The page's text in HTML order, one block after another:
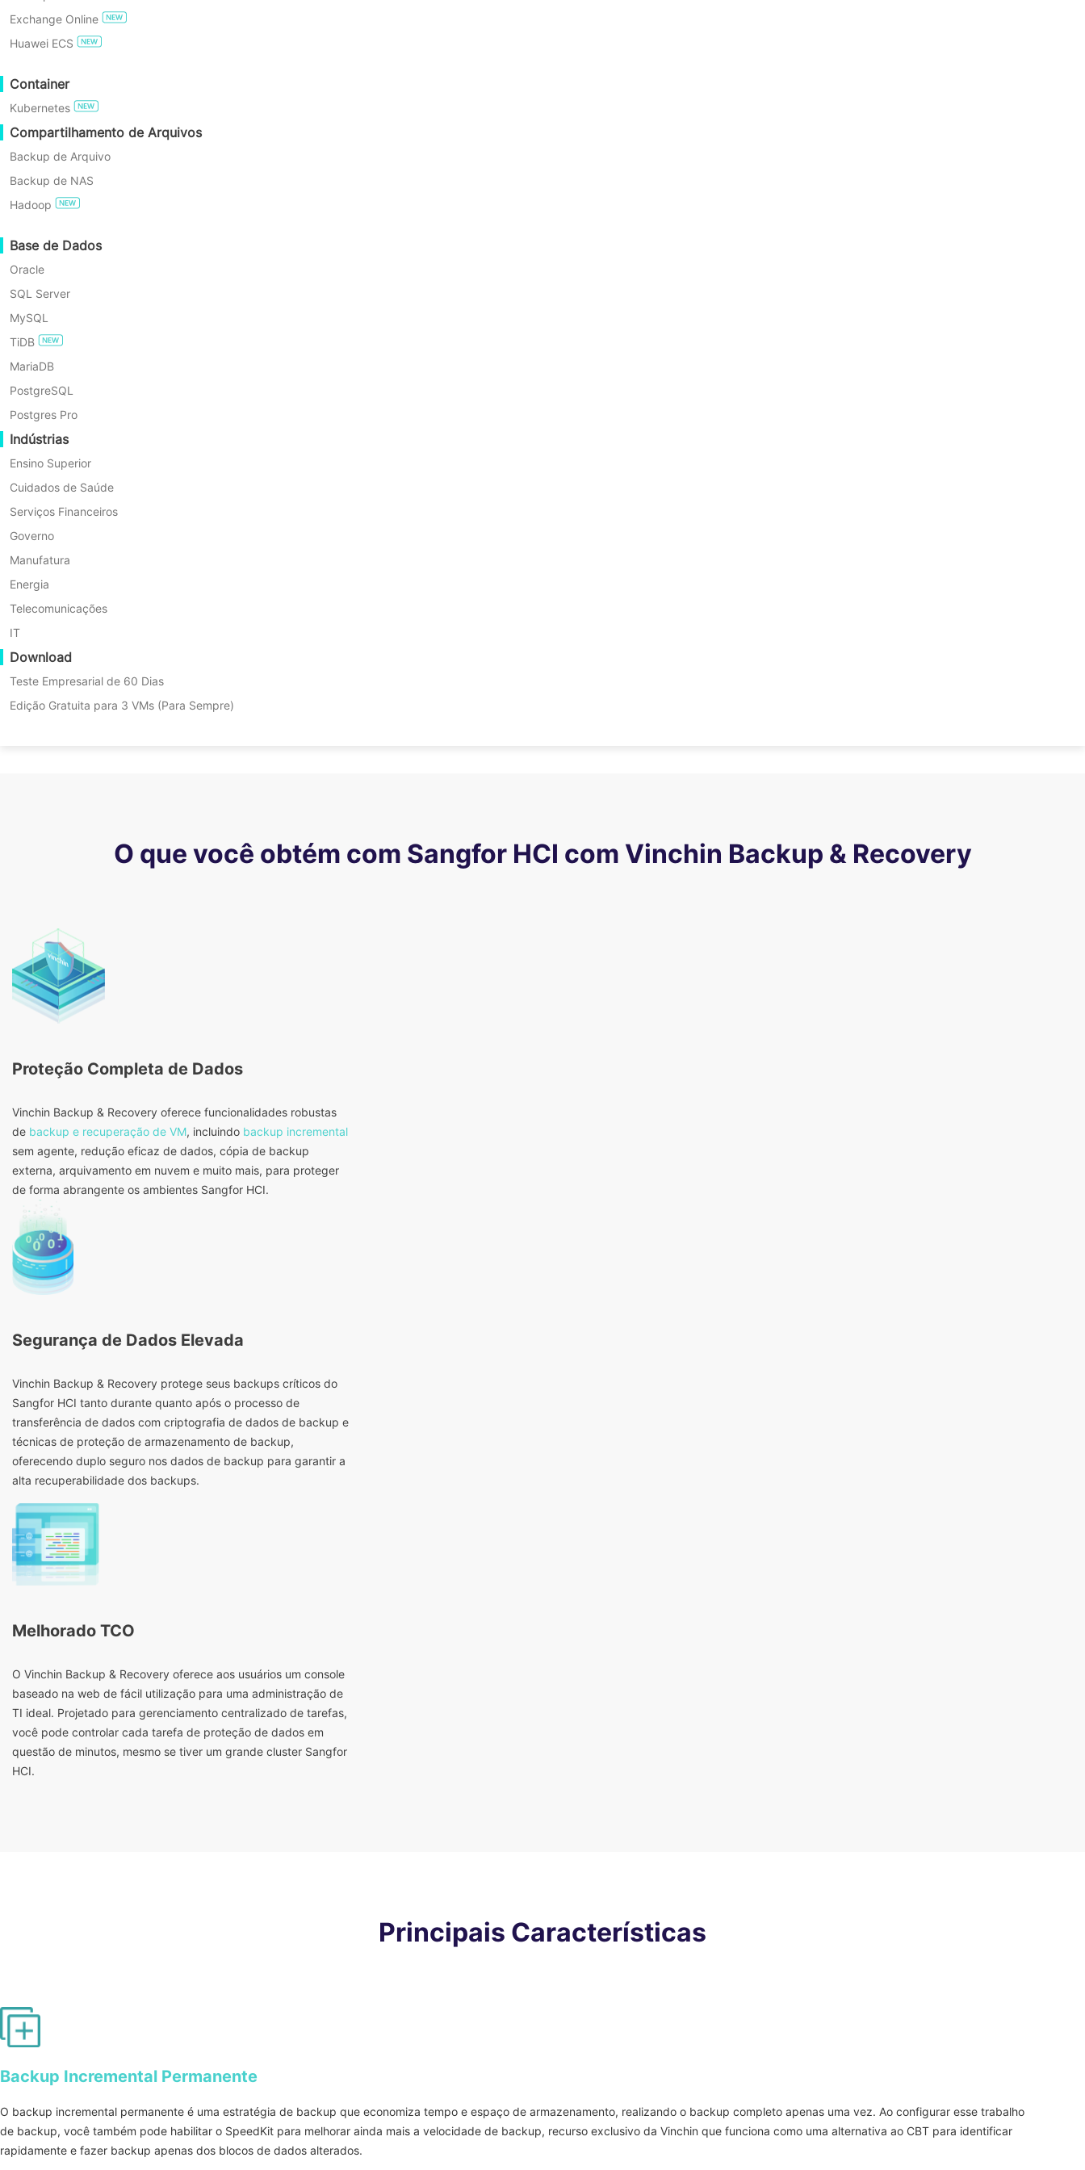
EXPERIMENTE GRATUITAMENTE
Exchange Online
Huawei ECS
Container
Kubernetes
Compartilhamento de Arquivos
Backup de Arquivo
Backup de NAS
Hadoop
Base de Dados
Oracle
SQL Server
MySQL
TiDB
MariaDB
PostgreSQL
Postgres Pro
Indústrias
Ensino Superior
Cuidados de Saúde
Serviços Financeiros
Governo
Manufatura
Energia
Telecomunicações
IT
Download
Teste Empresarial de 60 Dias
Edição Gratuita para 3 VMs (Para Sempre)
O que você obtém com Sangfor HCI com Vinchin Backup & Recovery
Proteção Completa de Dados
Vinchin Backup & Recovery oferece funcionalidades robustas
de backup e recuperação de VM, incluindo backup incremental
sem agente, redução eficaz de dados, cópia de backup
externa, arquivamento em nuvem e muito mais, para proteger
de forma abrangente os ambientes Sangfor HCI.
Segurança de Dados Elevada
Vinchin Backup & Recovery protege seus backups críticos do
Sangfor HCI tanto durante quanto após o processo de
transferência de dados com criptografia de dados de backup e
técnicas de proteção de armazenamento de backup,
oferecendo duplo seguro nos dados de backup para garantir a
alta recuperabilidade dos backups.
Melhorado TCO
O Vinchin Backup & Recovery oferece aos usuários um console
baseado na web de fácil utilização para uma administração de
TI ideal. Projetado para gerenciamento centralizado de tarefas,
você pode controlar cada tarefa de proteção de dados em
questão de minutos, mesmo se tiver um grande cluster Sangfor
HCI.
Principais Características
Backup Incremental Permanente
O backup incremental permanente é uma estratégia de backup que economiza tempo e espaço de armazenamento, realizando o backup completo apenas uma vez. Ao configurar esse trabalho
de backup, você também pode habilitar o SpeedKit para melhorar ainda mais a velocidade de backup, recurso exclusivo da Vinchin que funciona como uma alternativa ao CBT para identificar
rapidamente e fazer backup apenas dos blocos de dados alterados.